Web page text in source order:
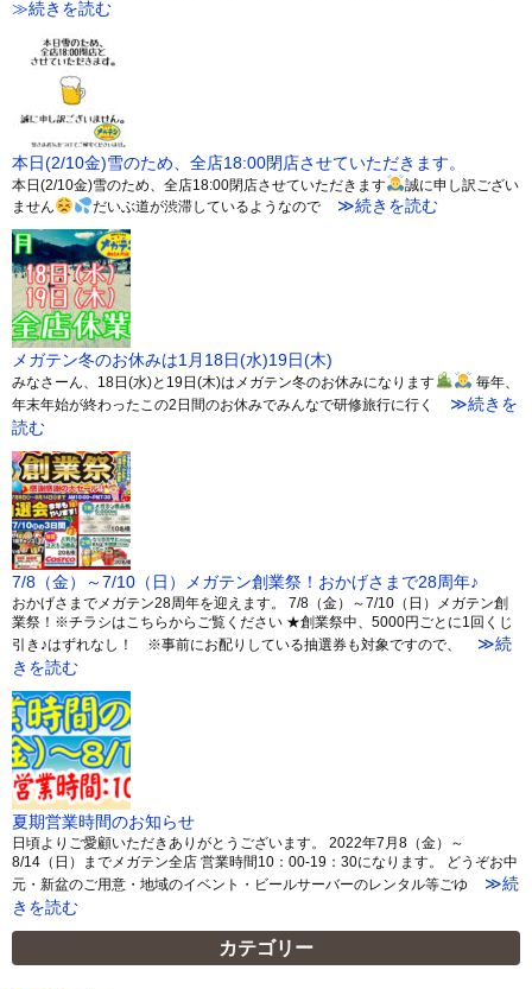
≫続きを読む
本日(2/10金)雪のため、全店18:00閉店させていただきます。
本日(2/10金)雪のため、全店18:00閉店させていただきます
誠に申し訳ござい
ません
だいぶ道が渋滞しているようなので≫続きを読む
メガテン冬のお休みは1月18日(水)19日(木)
みなさーん、18日(水)と19日(木)はメガテン冬のお休みになります
毎年、
年末年始が終わったこの2日間のお休みでみんなで研修旅行に行く
≫続きを
読む
7/8（金）～7/10（日）メガテン創業祭！おかげさまで28周年♪
おかげさまでメガテン28周年を迎えます。 7/8（金）～7/10（日）メガテン創
業祭！※チラシはこちらからご覧ください ★創業祭中、5000円ごとに1回くじ
引き♪はずれなし！ ※事前にお配りしている抽選券も対象ですので、
≫続
きを読む
夏期営業時間のお知らせ
日頃よりご愛顧いただきありがとうございます。 2022年7月8（金）～
8/14（日）までメガテン全店 営業時間10：00-19：30になります。 どうぞお中
元・新盆のご用意・地域のイベント・ビールサーバーのレンタル等ごゆ
≫続
きを読む
カテゴリー